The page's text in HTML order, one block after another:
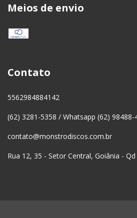
Meios de envio
Contato
5562984884142
(62) 3281-5358 / Whatsapp (62) 98488-
contato@monstrodiscos.com.br
Rua 12, 35 - Setor Central, Goiânia -